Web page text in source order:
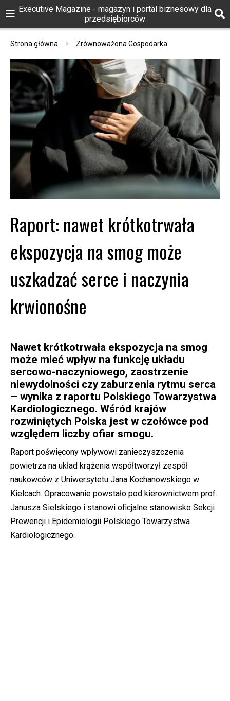
Executive Magazine - magazyn i portal biznesowy dla
przedsiębiorców
Strona główna Zrównoważona Gospodarka
Raport: nawet krótkotrwała
ekspozycja na smog może
uszkadzać serce i naczynia
krwionośne
Nawet krótkotrwała ekspozycja na smog
może mieć wpływ na funkcję układu
sercowo-naczyniowego, zaostrzenie
niewydolności czy zaburzenia rytmu serca
– wynika z raportu Polskiego Towarzystwa
Kardiologicznego. Wśród krajów
rozwiniętych Polska jest w czołówce pod
względem liczby ofiar smogu.
Raport poświęcony wpływowi zanieczyszczenia
powietrza na układ krążenia współtworzył zespół
naukowców z Uniwersytetu Jana Kochanowskiego w
Kielcach. Opracowanie powstało pod kierownictwem prof.
Janusza Sielskiego i stanowi oficjalne stanowisko Sekcji
Prewencji i Epidemiologii Polskiego Towarzystwa
Kardiologicznego.